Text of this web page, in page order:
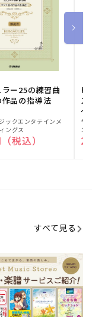
ー25の練習曲
品の指導法
ックエンタテインメ
ングス
税込）
ピ
ス
～
販
売
元:
ヤ
ン
すべて見る